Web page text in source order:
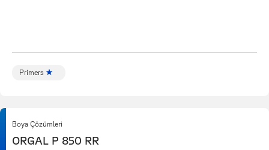
Primers
Boya Çözümleri
ORGAL P 850 RR